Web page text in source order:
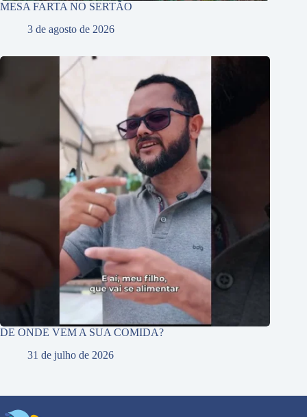
MESA FARTA NO SERTÃO
3 de agosto de 2026
DE ONDE VEM A SUA COMIDA?
31 de julho de 2026